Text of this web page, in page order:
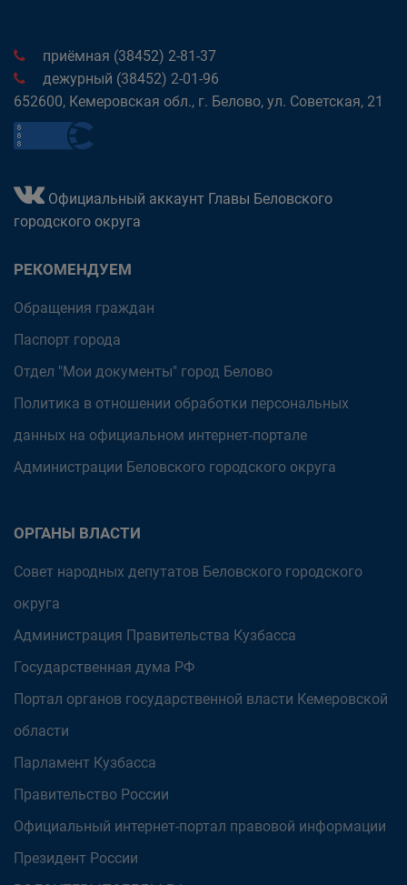
приёмная (38452) 2-81-37
дежурный (38452) 2-01-96
652600, Кемеровская обл., г. Белово, ул. Советская, 21
Официальный аккаунт Главы Беловского
городского округа
РЕКОМЕНДУЕМ
Обращения граждан
Паспорт города
Отдел "Мои документы" город Белово
Политика в отношении обработки персональных
данных на официальном интернет-портале
Администрации Беловского городского округа
ОРГАНЫ ВЛАСТИ
Совет народных депутатов Беловского городского
округа
Администрация Правительства Кузбасса
Государственная дума РФ
Портал органов государственной власти Кемеровской
области
Парламент Кузбасса
Правительство России
Официальный интернет-портал правовой информации
Президент России